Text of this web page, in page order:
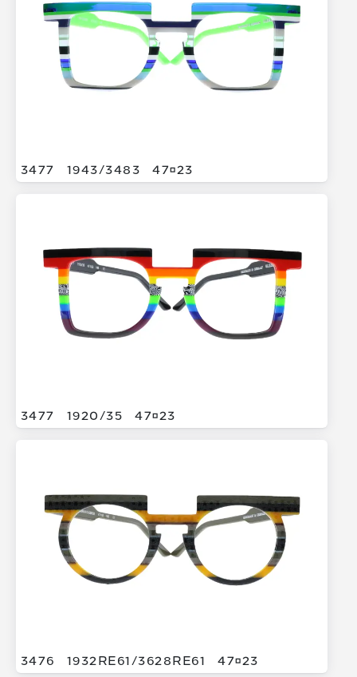
3477 1943/3483 4723
3477 1920/35 4723
3476 1932RE61/3628RE61 4723